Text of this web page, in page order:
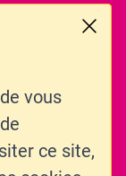
vous
ce site,